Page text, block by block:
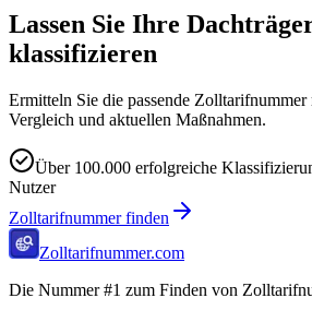
Lassen Sie Ihre
klassifizieren
Ermitteln Sie die passende
Vergleich und aktuellen Maßnahmen.
Über 100.000 erfolgreiche
Nutzer
Zolltarifnummer finden
Zolltarifnummer.com
Die Nummer #1 zum Finden von